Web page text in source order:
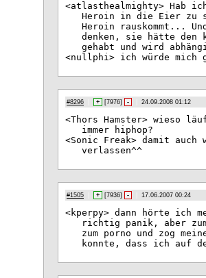
<at lasthealmighty> Hab
Heroin in die Eier zu
Heroin rauskommt...
denken, sie hätte den
gehabt und wird
<nu llphi> ich würde mich
#8296 + [7976] - 24.09.2008 01:12
<Thors Hamster> wieso
immer hiphop?
<Sonic Freak> damit
verlassen^^
#1505 + [7936] - 17.06.2007 00:24
<kperpy> dann hörte ich
richtig panik, aber
zum porno und zog
konnte, dass ich auf